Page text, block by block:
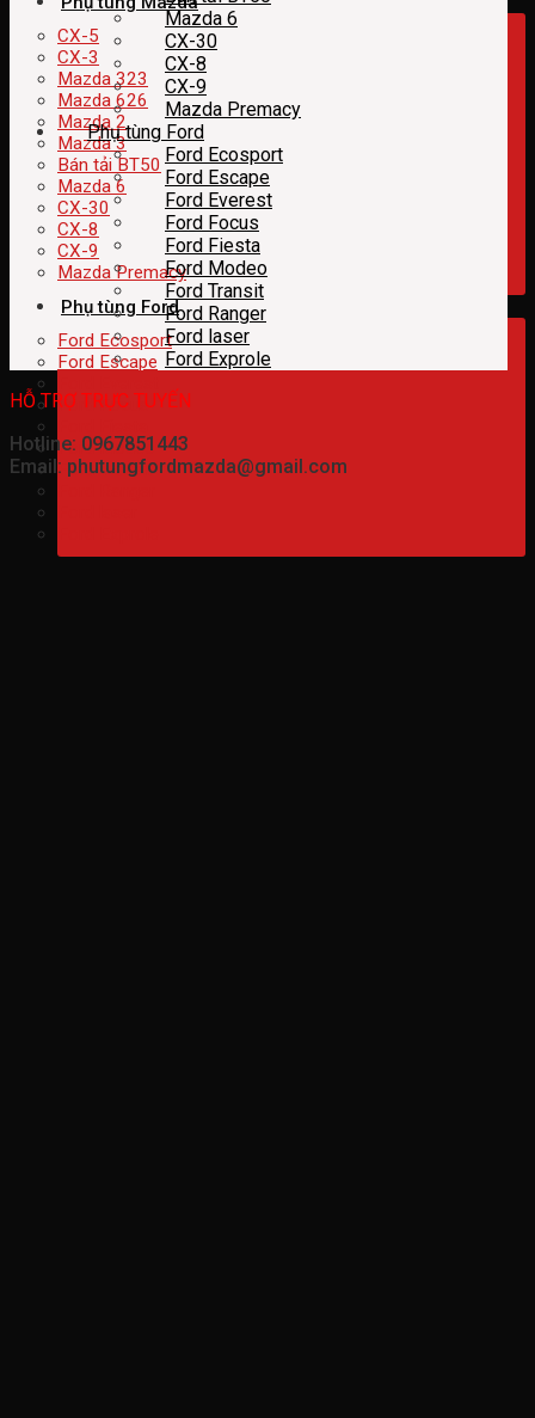
CX-5
CX-3
Mazda 323
Mazda 626
Mazda 2
Mazda 3
Bán tải BT50
Mazda 6
CX-30
CX-8
CX-9
Mazda Premacy
Phụ tùng Ford
Ford Ecosport
Ford Escape
Ford Focus
Ford Modeo
Ford Transit
Mazda 6
CX-30
CX-8
CX-9
Mazda Premacy
Phụ tùng Ford
Ford Ecosport
Ford Escape
Ford Everest
Ford Focus
Ford Fiesta
Ford Modeo
Ford Transit
Ford Ranger
Ford laser
Ford Exprole
HỖ TRỢ TRỰC TUYẾN
Hotline: 0967851443
Email: phutungfordmazda@gmail.com